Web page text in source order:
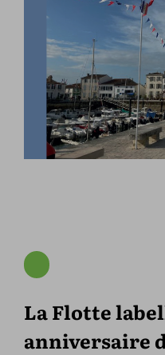
La Flotte
anniversaire